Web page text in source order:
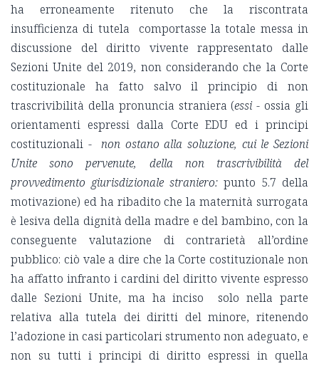
ha erroneamente ritenuto che la riscontrata
insufficienza di tutela comportasse la totale messa in
discussione del diritto vivente rappresentato dalle
Sezioni Unite del 2019, non considerando che la Corte
costituzionale ha fatto salvo il principio di non
trascrivibilità della pronuncia straniera (essi - ossia gli
orientamenti espressi dalla Corte EDU ed i principi
costituzionali - non ostano alla soluzione, cui le Sezioni
Unite sono pervenute, della non trascrivibilità del
provvedimento giurisdizionale straniero: punto 5.7 della
motivazione) ed ha ribadito che la maternità surrogata
è lesiva della dignità della madre e del bambino, con la
conseguente valutazione di contrarietà all’ordine
pubblico: ciò vale a dire che la Corte costituzionale non
ha affatto infranto i cardini del diritto vivente espresso
dalle Sezioni Unite, ma ha inciso solo nella parte
relativa alla tutela dei diritti del minore, ritenendo
l’adozione in casi particolari strumento non adeguato, e
non su tutti i principi di diritto espressi in quella